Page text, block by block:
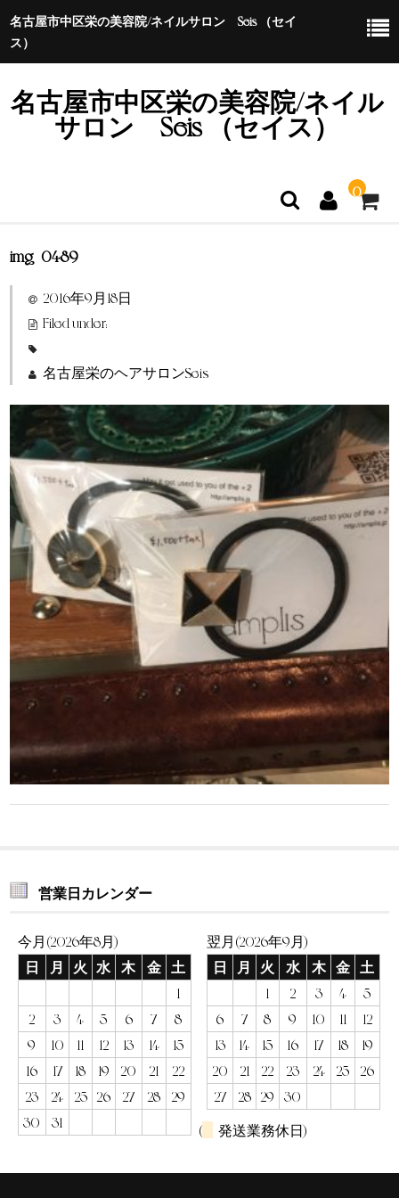
名古屋市中区栄の美容院/ネイルサロン Seis （セイ
ス）
名古屋市中区栄の美容院/ネイル
サロン Seis （セイス）
0
ホーム
特定商取引法に基づく表示
img_0489
2016年9月18日
Filed under:
名古屋栄のヘアサロンSeis
営業日カレンダー
今月(2026年8月)
日
月 火 水 木 金
土
1
2
3 4 5 6 7
8
9
10 11 12 13 14
15
16
17 18 19 20 21
22
23
24 25 26 27 28
29
30
31
翌月(2026年9月)
日
月 火 水 木 金
土
1
2 3 4
5
6
7 8 9 10 11
12
13
14 15 16 17 18
19
20
21 22 23 24 25
26
27
28 29
30
(
発送業務休日)